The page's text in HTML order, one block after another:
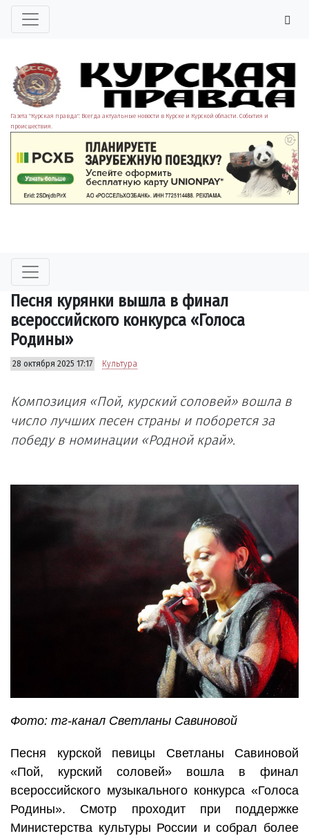
Газета "Курская правда". Всегда актуальные новости в Курске и Курской области. События и
происшествия.
Песня курянки вышла в финал
всероссийского конкурса «Голоса
Родины»
28 октября 2025 17:17 Культура
Композиция «Пой, курский соловей» вошла в
число лучших песен страны и поборется за
победу в номинации «Родной край».
Фото: тг-канал Светланы Савиновой
Песня курской певицы Светланы Савиновой
«Пой, курский соловей» вошла в финал
всероссийского музыкального конкурса «Голоса
Родины». Смотр проходит при поддержке
Министерства культуры России и собрал более